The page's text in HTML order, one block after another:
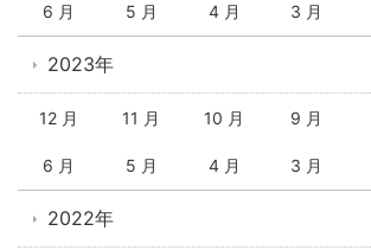
6 月 5 月 4 月 3 月
2023年
12 月 11 月 10 月 9 月
6 月 5 月 4 月 3 月
2022年